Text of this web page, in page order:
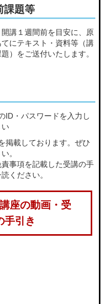
課題等
講１週間前を目安に、原
にテキスト・資料等（講
）をご送付いたします。
ID・パスワードを入力し
掲載しております。ぜひ
。
事項を記載した受講の手
ください。
座の動画・受
手引き